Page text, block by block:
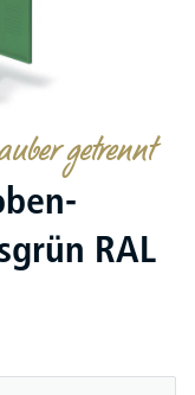
getrennt
RAL